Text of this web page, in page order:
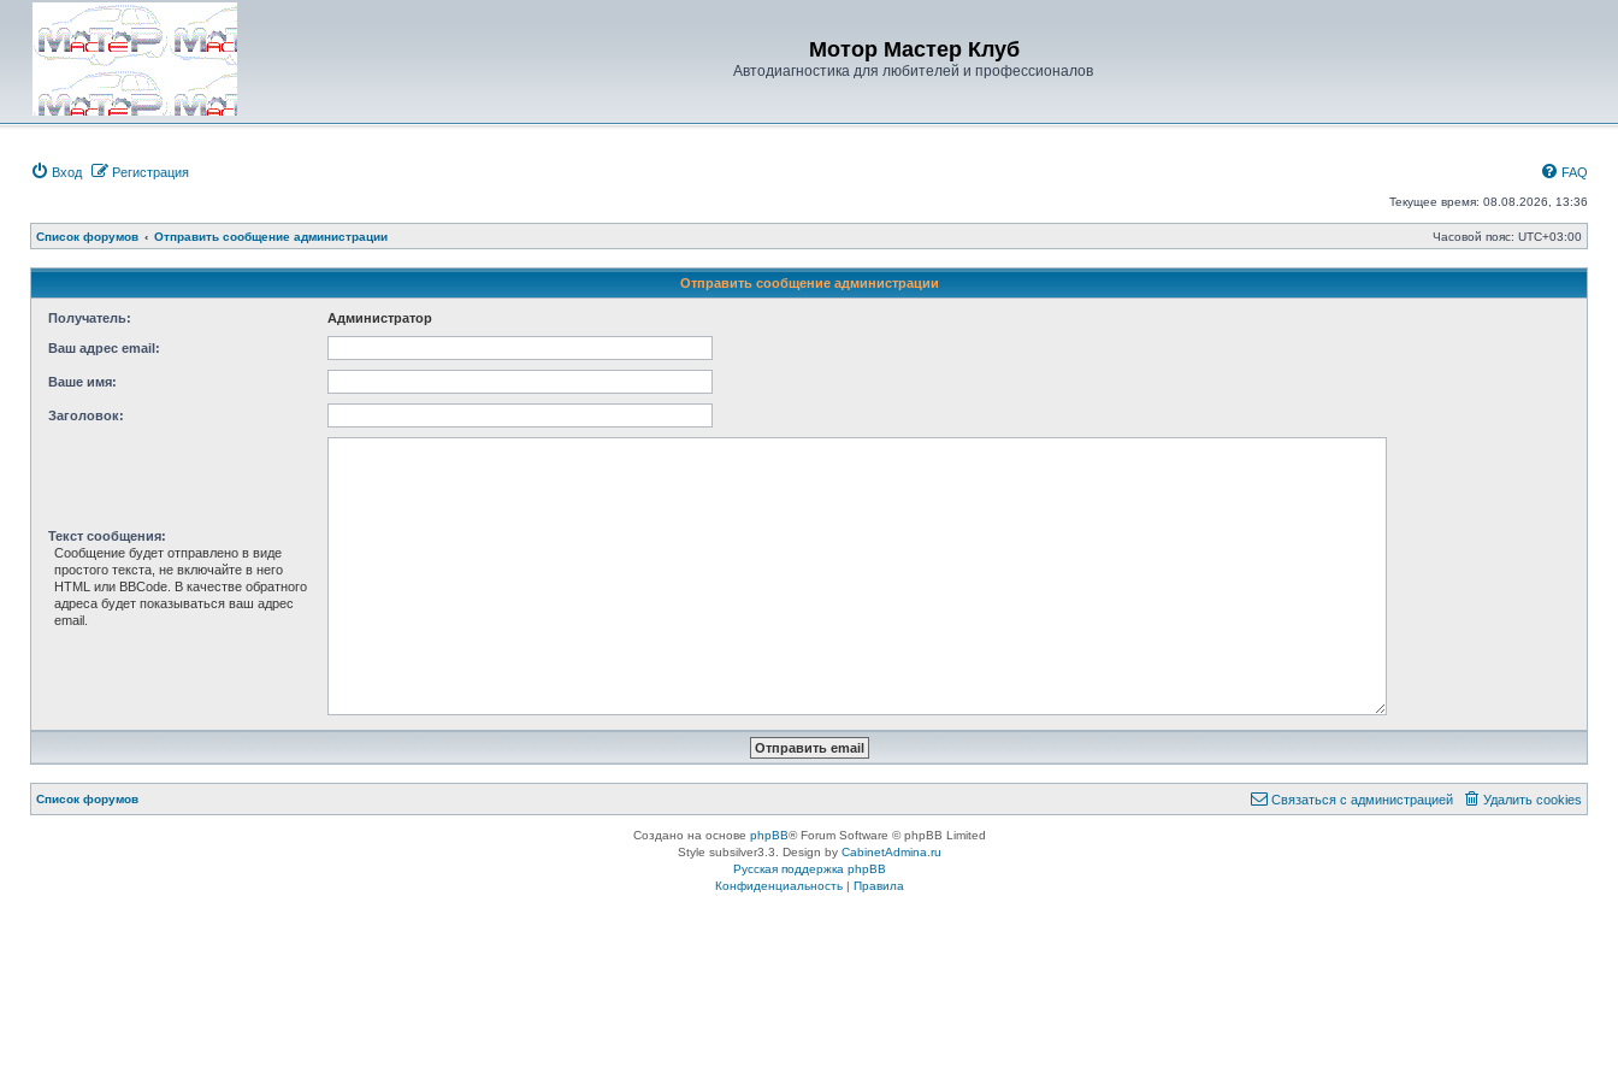
Мотор Мастер Клуб
Автодиагностика для любителей и профессионалов
Вход Регистрация FAQ
Текущее время: 08.08.2026, 13:36
Список форумов Отправить сообщение администрации Часовой пояс: UTC+03:00
Отправить сообщение администрации
Получатель: Администратор
Ваш адрес email:
Ваше имя:
Заголовок:
Текст сообщения:
Сообщение будет отправлено в виде
простого текста, не включайте в него
HTML или BBCode. В качестве обратного
адреса будет показываться ваш адрес
email.
Список форумов Удалить cookies
Связаться с администрацией
Создано на основе phpBB® Forum Software © phpBB Limited
Style subsilver3.3. Design by CabinetAdmina.ru
Русская поддержка phpBB
Конфиденциальность| Правила